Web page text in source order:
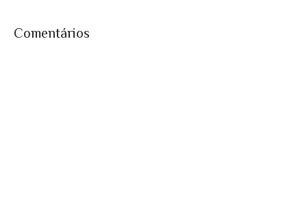
Comentários